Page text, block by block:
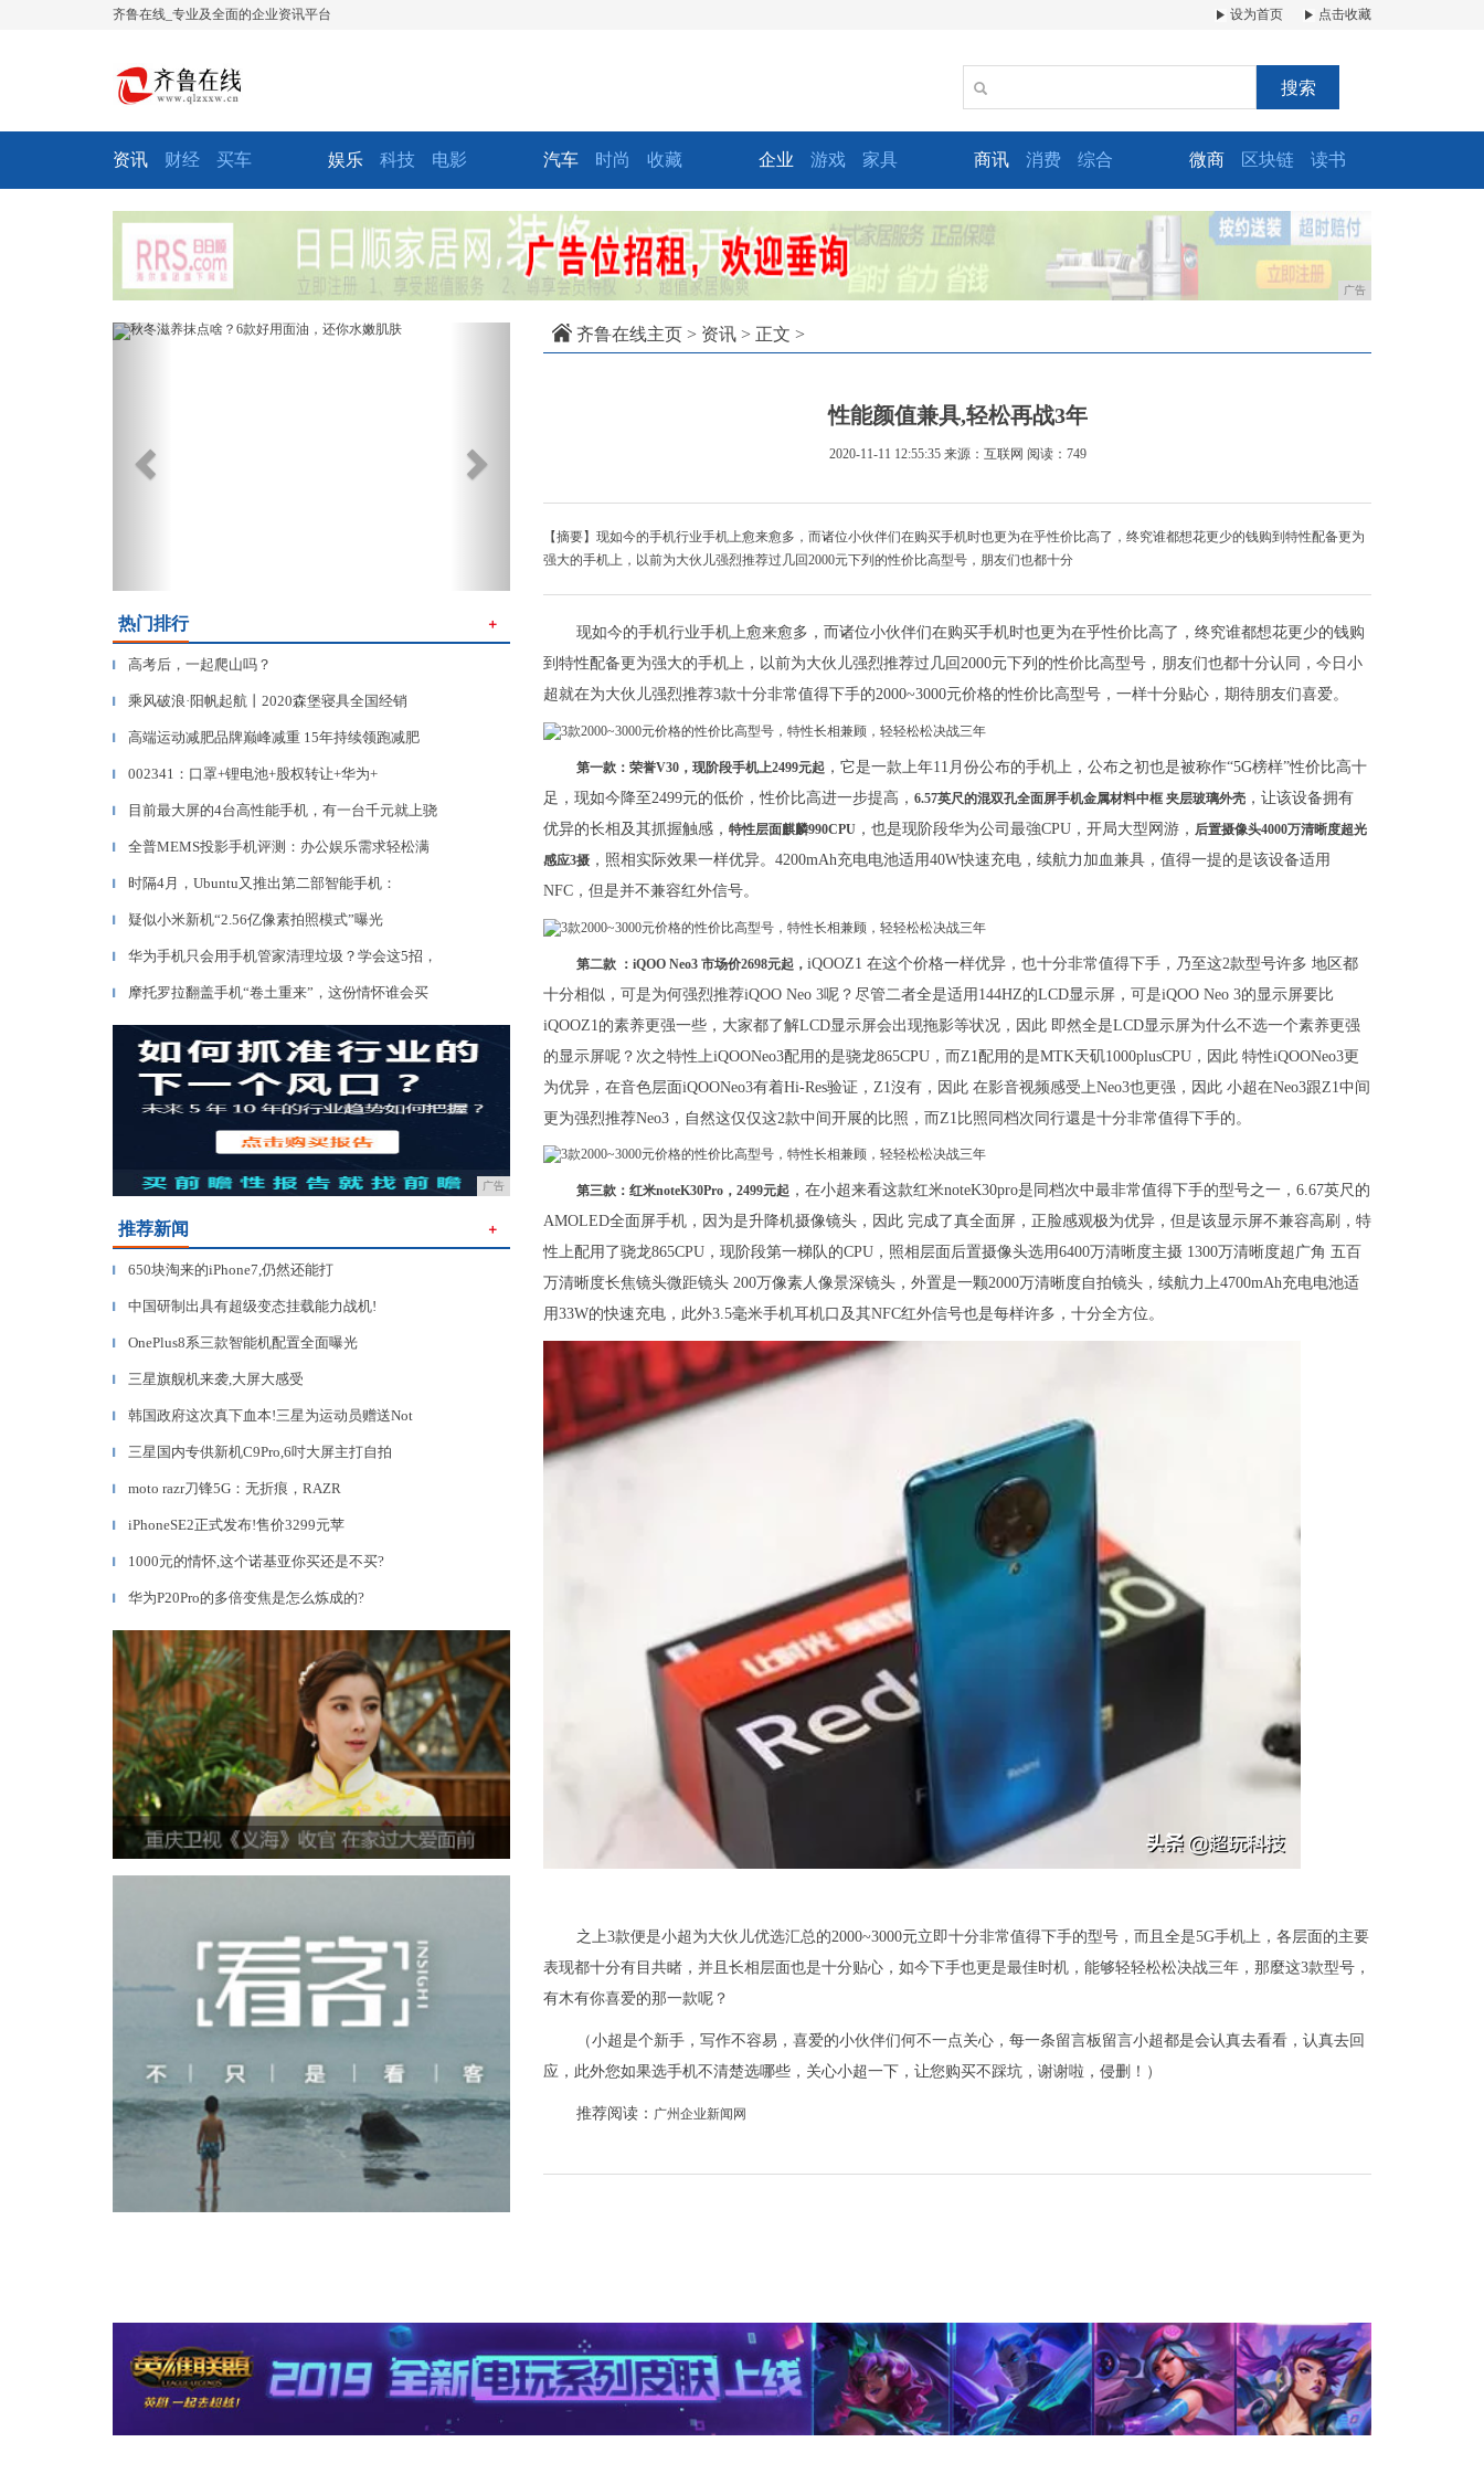
齐鲁在线_专业及全面的企业资讯平台 设为首页 点击收藏
搜索
资讯 财经 买车 娱乐 科技 电影 汽车 时尚 收藏 企业 游戏 家具 商讯 消费 综合 微商 区块链 读书
广告
Previous
热门排行 ＋
▎ 高考后，一起爬山吗？
▎ 乘风破浪·阳帆起航丨2020森堡寝具全国经销
▎ 高端运动减肥品牌巅峰减重 15年持续领跑减肥
▎ 002341：口罩+锂电池+股权转让+华为+
▎ 目前最大屏的4台高性能手机，有一台千元就上骁
▎ 全普MEMS投影手机评测：办公娱乐需求轻松满
▎ 时隔4月，Ubuntu又推出第二部智能手机：
▎ 疑似小米新机“2.56亿像素拍照模式”曝光
▎ 华为手机只会用手机管家清理垃圾？学会这5招，
▎ 摩托罗拉翻盖手机“卷土重来”，这份情怀谁会买
广告
推荐新闻 ＋
▎ 650块淘来的iPhone7,仍然还能打
▎ 中国研制出具有超级变态挂载能力战机!
▎ OnePlus8系三款智能机配置全面曝光
▎ 三星旗舰机来袭,大屏大感受
▎ 韩国政府这次真下血本!三星为运动员赠送Not
▎ 三星国内专供新机C9Pro,6吋大屏主打自拍
▎ moto razr刀锋5G：无折痕，RAZR
▎ iPhoneSE2正式发布!售价3299元苹
▎ 1000元的情怀,这个诺基亚你买还是不买?
▎ 华为P20Pro的多倍变焦是怎么炼成的?
齐鲁在线主页 > 资讯 > 正文 >
性能颜值兼具,轻松再战3年
2020-11-11 12:55:35 来源：互联网 阅读：749
【摘要】现如今的手机行业手机上愈来愈多，而诸位小伙伴们在购买手机时也更为在乎性价比高了，终究谁都想花更少的钱购到特性配备更为
强大的手机上，以前为大伙儿强烈推荐过几回2000元下列的性价比高型号，朋友们也都十分
现如今的手机行业手机上愈来愈多，而诸位小伙伴们在购买手机时也更为在乎性价比高了，终究谁都想花更少的钱购
到特性配备更为强大的手机上，以前为大伙儿强烈推荐过几回2000元下列的性价比高型号，朋友们也都十分认同，今日小
超就在为大伙儿强烈推荐3款十分非常值得下手的2000~3000元价格的性价比高型号，一样十分贴心，期待朋友们喜爱。
第一款：荣誉V30，现阶段手机上2499元起 ，它是一款上年11月份公布的手机上，公布之初也是被称作“5G榜样”性价比高十
足，现如今降至2499元的低价，性价比高进一步提高， 6.57英尺的混双孔全面屏手机金属材料中框 夹层玻璃外壳 ，让该设备拥有
优异的长相及其抓握触感， 特性层面麒麟990CPU ，也是现阶段华为公司最強CPU，开局大型网游， 后置摄像头4000万清晰度超光
感应3摄 ，照相实际效果一样优异。4200mAh充电电池适用40W快速充电，续航力加血兼具，值得一提的是该设备适用
NFC，但是并不兼容红外信号。
第二款 ：iQOO Neo3 市场价2698元起， iQOOZ1 在这个价格一样优异，也十分非常值得下手，乃至这2款型号许多 地区都
十分相似，可是为何强烈推荐iQOO Neo 3呢？尽管二者全是适用144HZ的LCD显示屏，可是iQOO Neo 3的显示屏要比
iQOOZ1的素养更强一些，大家都了解LCD显示屏会出现拖影等状况，因此 即然全是LCD显示屏为什么不选一个素养更强
的显示屏呢？次之特性上iQOONeo3配用的是骁龙865CPU，而Z1配用的是MTK天矶1000plusCPU，因此 特性iQOONeo3更
为优异，在音色层面iQOONeo3有着Hi-Res验证，Z1沒有，因此 在影音视频感受上Neo3也更强，因此 小超在Neo3跟Z1中间
更为强烈推荐Neo3，自然这仅仅这2款中间开展的比照，而Z1比照同档次同行還是十分非常值得下手的。
第三款：红米noteK30Pro，2499元起 ，在小超来看这款红米noteK30pro是同档次中最非常值得下手的型号之一，6.67英尺的
AMOLED全面屏手机，因为是升降机摄像镜头，因此 完成了真全面屏，正脸感观极为优异，但是该显示屏不兼容高刷，特
性上配用了骁龙865CPU，现阶段第一梯队的CPU，照相层面后置摄像头选用6400万清晰度主摄 1300万清晰度超广角 五百
万清晰度长焦镜头微距镜头 200万像素人像景深镜头，外置是一颗2000万清晰度自拍镜头，续航力上4700mAh充电电池适
用33W的快速充电，此外3.5毫米手机耳机口及其NFC红外信号也是每样许多，十分全方位。
之上3款便是小超为大伙儿优选汇总的2000~3000元立即十分非常值得下手的型号，而且全是5G手机上，各层面的主要
表现都十分有目共睹，并且长相层面也是十分贴心，如今下手也更是最佳时机，能够轻轻松松决战三年，那麼这3款型号，
有木有你喜爱的那一款呢？
（小超是个新手，写作不容易，喜爱的小伙伴们何不一点关心，每一条留言板留言小超都是会认真去看看，认真去回
应，此外您如果选手机不清楚选哪些，关心小超一下，让您购买不踩坑，谢谢啦，侵删！）
推荐阅读： 广州企业新闻网